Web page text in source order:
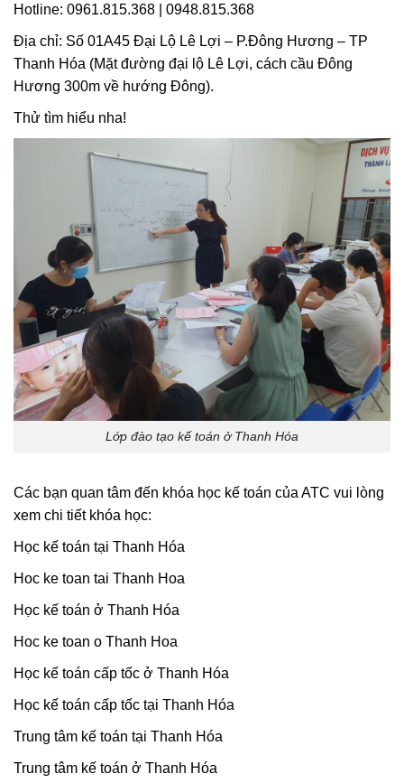
Hotline: 0961.815.368 | 0948.815.368
Địa chỉ: Số 01A45 Đại Lộ Lê Lợi – P.Đông Hương – TP
Thanh Hóa (Mặt đường đại lộ Lê Lợi, cách cầu Đông
Hương 300m về hướng Đông).
Thử tìm hiểu nha!
Lớp đào tạo kế toán ở Thanh Hóa
Các bạn quan tâm đến khóa học kế toán của ATC vui lòng
xem chi tiết khóa học:
Học kế toán tại Thanh Hóa
Hoc ke toan tai Thanh Hoa
Học kế toán ở Thanh Hóa
Hoc ke toan o Thanh Hoa
Học kế toán cấp tốc ở Thanh Hóa
Học kế toán cấp tốc tại Thanh Hóa
Trung tâm kế toán tại Thanh Hóa
Trung tâm kế toán ở Thanh Hóa